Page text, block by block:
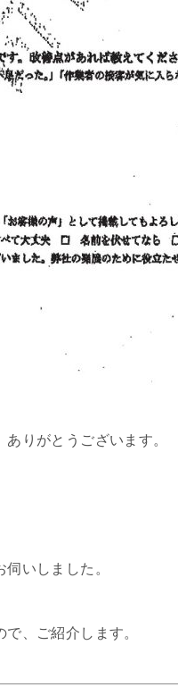
りがとうございます。
いしました。
、ご紹介します。